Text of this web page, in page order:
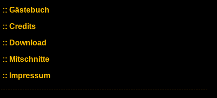
Gästebuch
Credits
Download
Mitschnitte
Impressum